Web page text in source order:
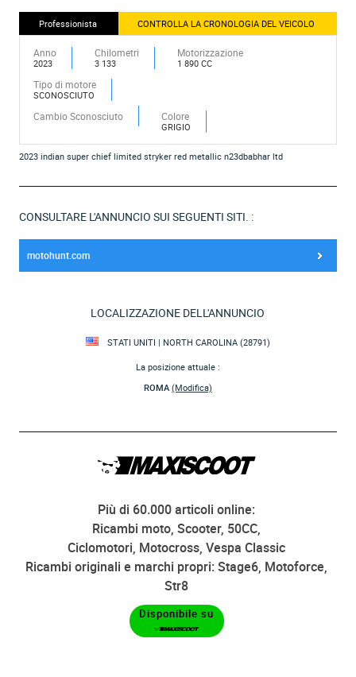
Professionista CONTROLLA LA CRONOLOGIA DEL VEICOLO
Anno
2023
Chilometri
3 133
Motorizzazione
1 890 CC
Tipo di motore
SCONOSCIUTO
Cambio Sconosciuto Colore
GRIGIO
2023 indian super chief limited stryker red metallic n23dbabhar ltd
CONSULTARE L'ANNUNCIO SUI SEGUENTI SITI. :
motohunt.com
LOCALIZZAZIONE DELL'ANNUNCIO
STATI UNITI | NORTH CAROLINA (28791)
La posizione attuale :
ROMA (Modifica)
Più di 60.000 articoli online:
Ricambi moto, Scooter, 50CC,
Ciclomotori, Motocross, Vespa Classic
Ricambi originali e marchi propri: Stage6, Motoforce,
Str8
Disponibile su